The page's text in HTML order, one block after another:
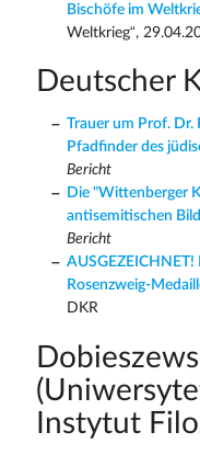
Bischöfe im
Weltkrieg“,
Deutscher
Trauer um Prof. Dr.
Pfadfinder des
Bericht
Die "Wittenberger
antisemitischen
Bericht
Rosenzweig-
DKR
Instytut